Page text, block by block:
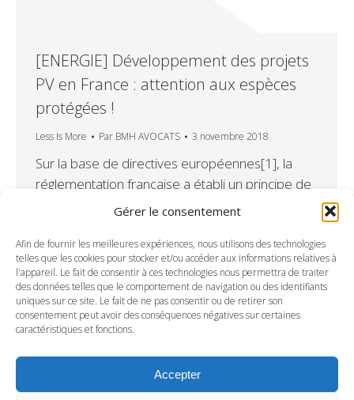
Gérer le consentement
Afin de fournir les meilleures expériences, nous utilisons des technologies
telles que les cookies pour stocker et/ou accéder aux informations relatives à
l'appareil. Le fait de consentir à ces technologies nous permettra de traiter
des données telles que le comportement de navigation ou des identifiants
uniques sur ce site. Le fait de ne pas consentir ou de retirer son
consentement peut avoir des conséquences négatives sur certaines
caractéristiques et fonctions.
Accepter
[ENERGIE] Développement des projets
PV en France : attention aux espèces
protégées !
Less Is More Par BMH AVOCATS 3 novembre 2018
Sur la base de directives européennes[1], la
réglementation française a établi un principe de
protection stricte des espèces protégées.
d’information, les développeurs de projets PV
en France ont omis de traiter cette
problématique. Certaines autorités
environnementales locales les ont cependant
récemment, et parfois brutalement, confrontés